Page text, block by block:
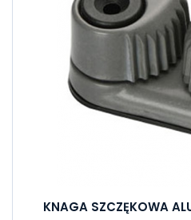
KNAGA SZCZĘKOWA